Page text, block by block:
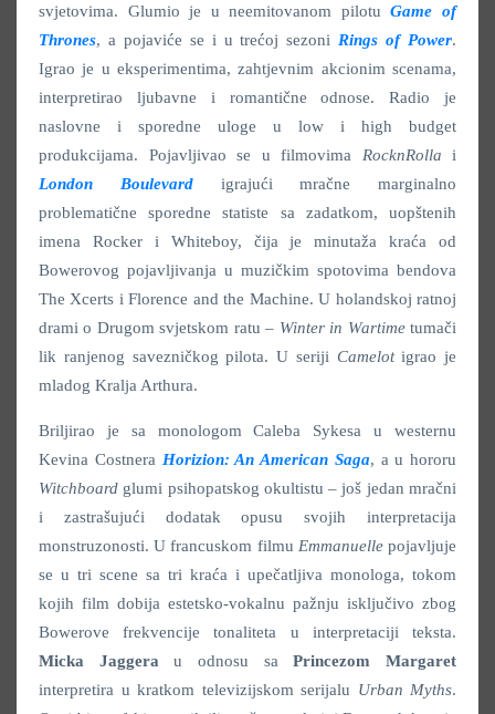
svjetovima. Glumio je u neemitovanom pilotuGame of
Thrones, a pojaviće se i u trećoj sezoni Rings of Power.
Igrao je u eksperimentima, zahtjevnim akcionim scenama,
interpretirao ljubavne i romantične odnose. Radio je
naslovne i sporedne uloge u low i high budget
produkcijama. Pojavljivao se u filmovima RocknRolla
i
London Boulevardigrajući mračne marginalno
problematične sporedne statiste sa zadatkom, uopštenih
imena Rocker i Whiteboy, čija je minutaža kraća od
Bowerovog pojavljivanja u muzičkim spotovima bendova
The Xcerts i Florence and the Machine. U holandskoj ratnoj
drami o Drugom svjetskom ratu – Winter in Wartime tumači
lik ranjenog savezničkog pilota. U seriji Camelotigrao je
mladog Kralja Arthura.
Briljirao je sa monologom Caleba Sykesa u westernu
Kevina Costnera Horizion: An American Saga, a u hororu
Witchboard glumi psihopatskog okultistu – još jedan mračni
i zastrašujući dodatak opusu svojih interpretacija
monstruzonosti. U francuskom filmu Emmanuellepojavljuje
se u tri scene sa tri kraća i upečatljiva monologa, tokom
kojih film dobija estetsko-vokalnu pažnju isključivo zbog
Bowerove frekvencije tonaliteta u interpretaciji teksta.
Micka Jaggera u odnosu saPrincezom Margaret
interpretira u kratkom televizijskom serijalu Urban Myths.